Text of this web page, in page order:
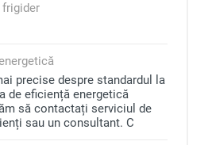
frigider
precise despre standardul la
de eficiență energetică
să contactați serviciul de
sau un consultant. C